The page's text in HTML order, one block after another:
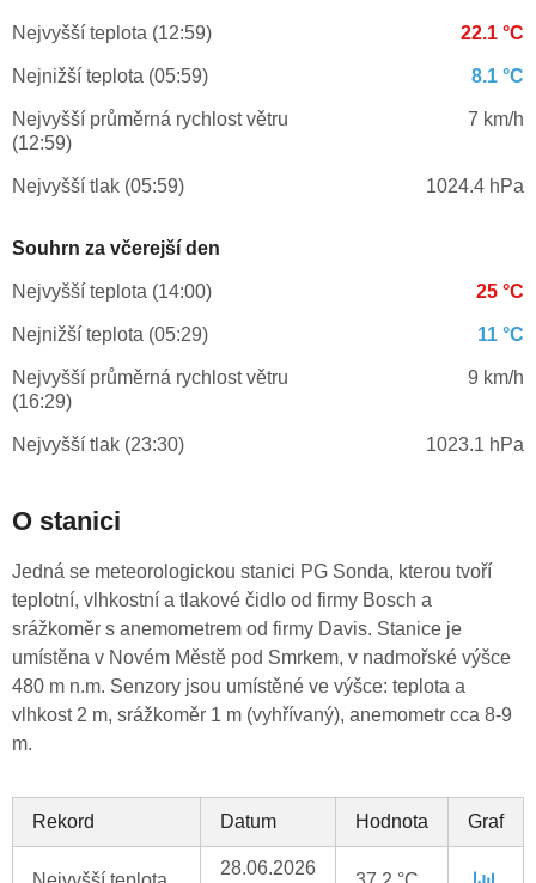
Nejvyšší teplota (12:59) 22.1 °C
Nejnižší teplota (05:59) 8.1 °C
Nejvyšší průměrná rychlost větru
(12:59)
7 km/h
Nejvyšší tlak (05:59) 1024.4 hPa
Souhrn za včerejší den
Nejvyšší teplota (14:00) 25 °C
Nejnižší teplota (05:29) 11 °C
Nejvyšší průměrná rychlost větru
(16:29)
9 km/h
Nejvyšší tlak (23:30) 1023.1 hPa
O stanici
Jedná se meteorologickou stanici PG Sonda, kterou tvoří
teplotní, vlhkostní a tlakové čidlo od firmy Bosch a
srážkoměr s anemometrem od firmy Davis. Stanice je
umístěna v Novém Městě pod Smrkem, v nadmořské výšce
480 m n.m. Senzory jsou umístěné ve výšce: teplota a
vlhkost 2 m, srážkoměr 1 m (vyhřívaný), anemometr cca 8-9
m.
Rekord Datum Hodnota Graf
28.06.2026